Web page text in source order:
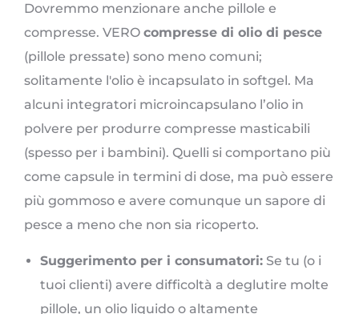
Dovremmo menzionare anche pillole e
compresse. VERO compresse di olio di pesce
(pillole pressate) sono meno comuni;
solitamente l'olio è incapsulato in softgel. Ma
alcuni integratori microincapsulano l’olio in
polvere per produrre compresse masticabili
(spesso per i bambini). Quelli si comportano più
come capsule in termini di dose, ma può essere
più gommoso e avere comunque un sapore di
pesce a meno che non sia ricoperto.
Suggerimento per i consumatori: Se tu (o i
tuoi clienti) avere difficoltà a deglutire molte
pillole, un olio liquido o altamente